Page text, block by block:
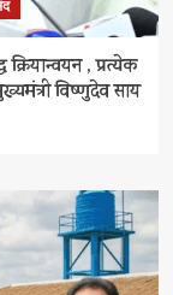
, प्रत्येक
विष्णुदेव साय